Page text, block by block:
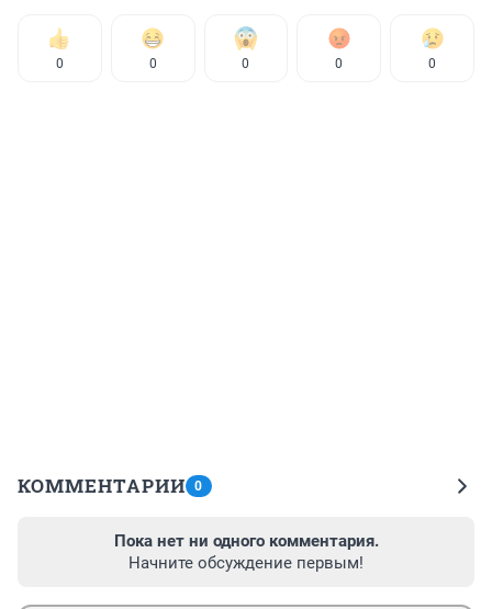
0 0 0 0 0
КОММЕНТАРИИ 0
Пока нет ни одного комментария.
Начните обсуждение первым!